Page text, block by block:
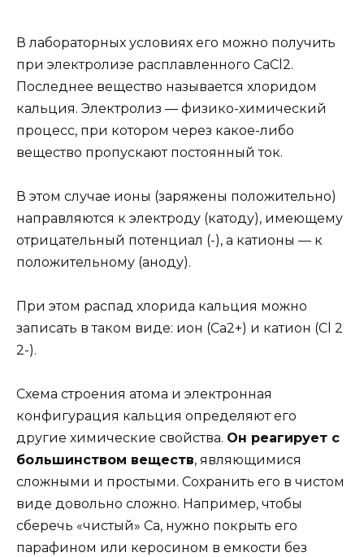
В лабораторных условиях его можно получить
при электролизе расплавленного CaCl2.
Последнее вещество называется хлоридом
кальция. Электролиз — физико-химический
процесс, при котором через какое-либо
вещество пропускают постоянный ток.
В этом случае ионы (заряжены положительно)
направляются к электроду (катоду), имеющему
отрицательный потенциал (-), а катионы — к
положительному (аноду).
При этом распад хлорида кальция можно
записать в таком виде: ион (Ca2+) и катион (Cl 2
2-).
Схема строения атома и электронная
конфигурация кальция определяют его
другие химические свойства. Он реагирует с
большинством веществ, являющимися
сложными и простыми. Сохранить его в чистом
виде довольно сложно. Например, чтобы
сберечь «чистый» Ca, нужно покрыть его
парафином или керосином в емкости без